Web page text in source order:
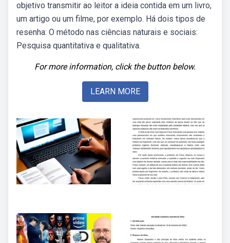
objetivo transmitir ao leitor a ideia contida em um livro,
um artigo ou um filme, por exemplo. Há dois tipos de
resenha: O método nas ciências naturais e sociais:
Pesquisa quantitativa e qualitativa.
For more information, click the button below.
LEARN MORE